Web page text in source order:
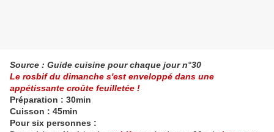
Source : Guide cuisine pour chaque jour n°30
Le rosbif du dimanche s'est enveloppé dans une
appétissante croûte feuilletée !
Préparation : 30min
Cuisson : 45min
Pour six personnes :